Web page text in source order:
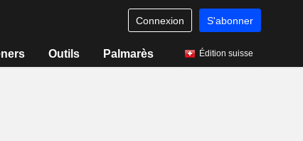
Connexion S'abonner
Outils Palmarès Édition suisse